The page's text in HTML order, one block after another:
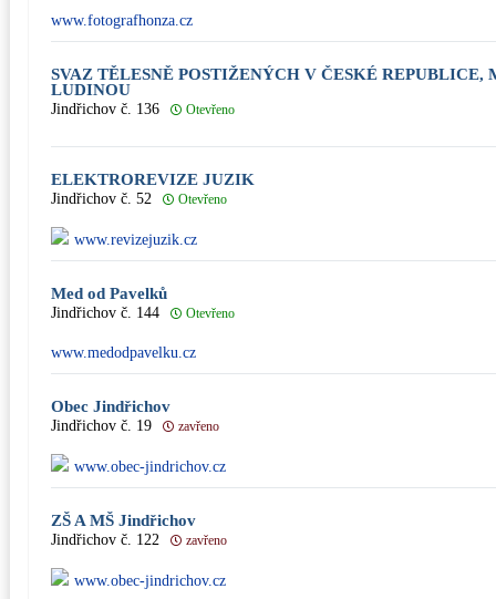
www.fotografhonza.cz
SVAZ TĚLESNĚ POSTIŽENÝCH V ČESKÉ
LUDINOU
Jindřichov č. 136 Otevřeno
ELEKTROREVIZE JUZIK
Jindřichov č. 52 Otevřeno
www.revizejuzik.cz
Med od Pavelků
Jindřichov č. 144 Otevřeno
www.medodpavelku.cz
Obec Jindřichov
Jindřichov č. 19 zavřeno
www.obec-jindrichov.cz
ZŠ A MŠ Jindřichov
Jindřichov č. 122 zavřeno
www.obec-jindrichov.cz